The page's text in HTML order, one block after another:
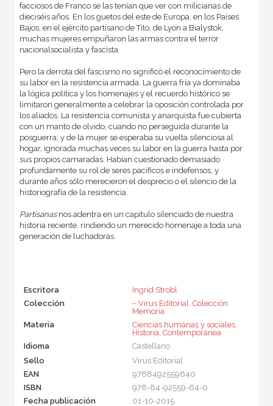
facciosos de Franco se las tenían que ver con milicianas de
dieciséis años. En los guetos del este de Europa, en los Países
Bajos, en el ejército partisano de Tito, de Lyon a Bialystok,
muchas mujeres empuñaron las armas contra el terror
nacionalsocialista y fascista.
Pero la derrota del fascismo no significó el reconocimiento de
su labor en la resistencia armada. La guerra fría ya dominaba
la lógica política y los homenajes y el recuerdo histórico se
limitaron generalmente a celebrar la oposición controlada por
los aliados. La resistencia comunista y anarquista fue cubierta
con un manto de olvido, cuando no perseguida durante la
posguerra; y de la mujer se esperaba su vuelta silenciosa al
hogar, ignorada muchas veces su labor en la guerra hasta por
sus propios camaradas. Habían cuestionado demasiado
profundamente su rol de seres pacíficos e indefensos, y
durante años sólo merecieron el desprecio o el silencio de la
historiografía de la resistencia.
Partisanasnos adentra en un capítulo silenciado de nuestra
historia reciente, rindiendo un merecido homenaje a toda una
generación de luchadoras.
Escritora
Ingrid Strobl
Colección
~ Virus Editorial. Colección
Memoria
Materia
Ciencias humanas y sociales,
Historia Contemporánea
Idioma
Castellano
Sello
Virus Editorial
EAN
9788492559640
ISBN
978-84-92559-64-0
Fecha publicación
01-10-2015